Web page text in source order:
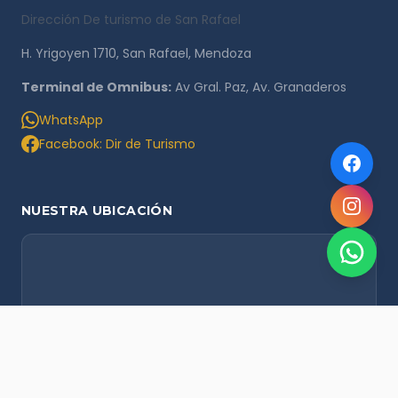
Dirección De turismo de San Rafael
H. Yrigoyen 1710, San Rafael, Mendoza
Terminal de Omnibus: Av Gral. Paz, Av. Granaderos
WhatsApp
Facebook: Dir de Turismo
NUESTRA UBICACIÓN